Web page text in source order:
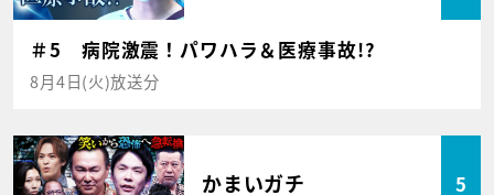
＃5 病院激震！パワハラ＆医療事故!?
8月4日(火)放送分
かまいガチ 5